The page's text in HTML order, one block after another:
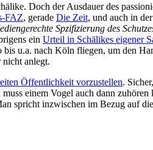
Doch der Ausdauer des
FAZ, gerade Die Zeit, und auch in
Spzifizierung des
ein Urteil in Schälikes eigener
u.a. nach Köln fliegen, um den
nicht anlegt.
Öffentlichkeit vorzustellen.
einem Vogel auch dann
spricht inzwischen im Bezug auf